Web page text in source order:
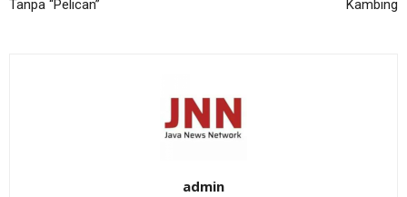
Tanpa “Pelican”
Kambing
admin